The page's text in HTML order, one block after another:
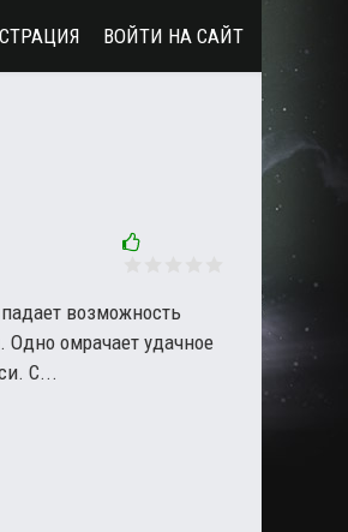
возможность
омрачает удачное
С...
ВОЙТИ НА САЙТ